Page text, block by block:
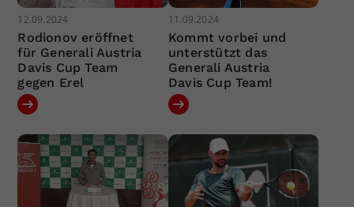
12.09.2024
Rodionov eröffnet
für Generali Austria
Davis Cup Team
gegen Erel
11.09.2024
Kommt vorbei und
unterstützt das
Generali Austria
Davis Cup Team!